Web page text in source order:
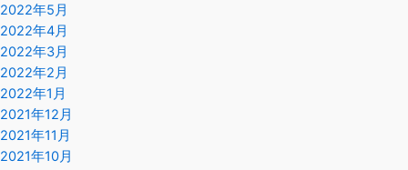
2022年5月
2022年4月
2022年3月
2022年2月
2022年1月
2021年12月
2021年11月
2021年10月